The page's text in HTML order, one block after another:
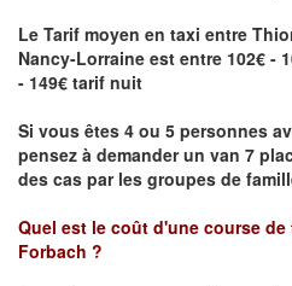
Le Tarif moyen en taxi entre
Nancy-Lorraine est entre 102€ -
- 149€ tarif nuit
Si vous êtes 4 ou 5 personnes
pensez à demander un van 7
des cas par les groupes de
Quel est le coût d'une course de
Forbach ?